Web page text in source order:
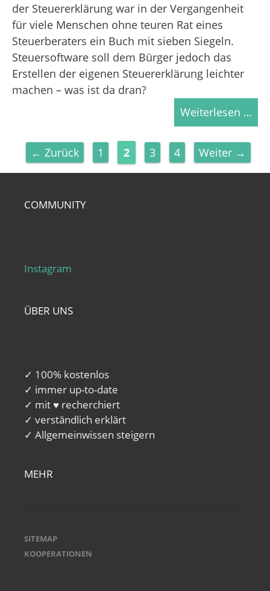
der Steuererklärung war in der Vergangenheit
für viele Menschen ohne teuren Rat eines
Steuerberaters ein Buch mit sieben Siegeln.
Steuersoftware soll dem Bürger jedoch das
Erstellen der eigenen Steuererklärung leichter
machen – was ist da dran?
Weiterlesen …
← Zurück Seite
1 Seite
2 Seite
3 Seite
4 Weiter →
COMMUNITY
Instagram
ÜBER UNS
✓ 100% kostenlos
✓ immer up-to-date
✓ mit ♥ recherchiert
✓ verständlich erklärt
✓ Allgemeinwissen steigern
MEHR
SITEMAP
KOOPERATIONEN